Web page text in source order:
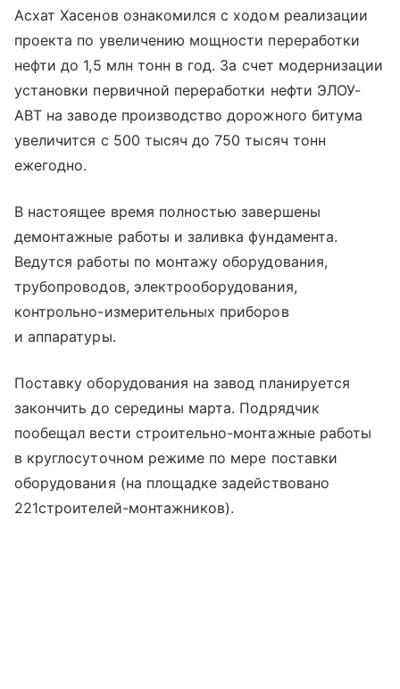
Асхат Хасенов ознакомился с ходом реализации
проекта по увеличению мощности переработки
нефти до 1,5 млн тонн в год. За счет модернизации
установки первичной переработки нефти ЭЛОУ-
АВТ на заводе производство дорожного битума
увеличится с 500 тысяч до 750 тысяч тонн
ежегодно.
В настоящее время полностью завершены
демонтажные работы и заливка фундамента.
Ведутся работы по монтажу оборудования,
трубопроводов, электрооборудования,
контрольно-измерительных приборов
и аппаратуры.
Поставку оборудования на завод планируется
закончить до середины марта. Подрядчик
пообещал вести строительно-монтажные работы
в круглосуточном режиме по мере поставки
оборудования (на площадке задействовано
221строителей-монтажников).